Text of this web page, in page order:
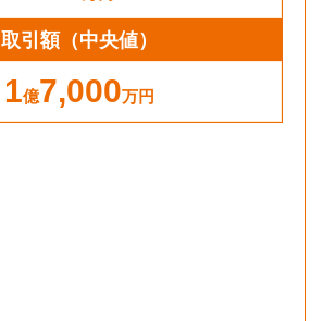
取引額（中央値）
1億7,000万円